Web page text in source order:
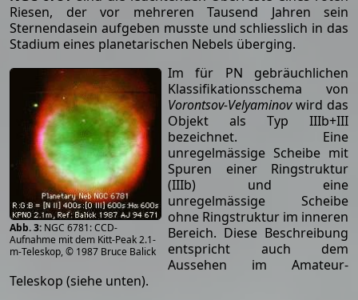
Riesen, der vor mehreren Tausend Jahren sein
Sternendasein aufgeben musste und schliesslich in das
Stadium eines planetarischen Nebels überging.
NGC 6781: CCD-
Aufnahme mit dem Kitt-Peak 2.1-
m-Teleskop, © 1987 Bruce Balick
Im für PN gebräuchlichen
Klassifikationsschema von
Vorontsov-Velyaminovwird das
Objekt als Typ IIIb+III
bezeichnet. Eine
unregelmässige Scheibe mit
Spuren einer Ringstruktur
(IIIb) und eine
unregelmässige Scheibe
ohne Ringstruktur im inneren
Bereich. Diese Beschreibung
entspricht auch dem
Aussehen im Amateur-
Teleskop (siehe unten).